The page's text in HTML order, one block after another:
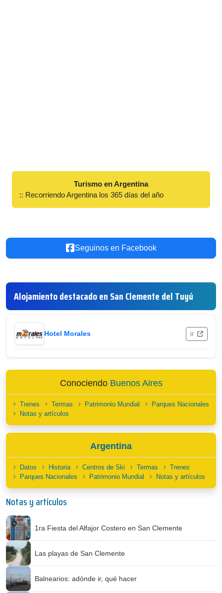
Turismo en Argentina
:: Recorriendo Argentina los 365 días del año
Seguinos en Facebook
Alojamiento destacado en San Clemente del Tuyú
Hotel Morales ir
Conociendo Buenos Aires
Trenes Termas Patrimonio Mundial
Parques Nacionales
Notas y artículos
Argentina
Datos Historia Centros de Ski Termas
Trenes
Parques Nacionales
Patrimonio Mundial Notas y artículos
Notas y artículos
1ra Fiesta del Alfajor Costero en San Clemente
Las playas de San Clemente
Balnearios: adónde ir, qué hacer